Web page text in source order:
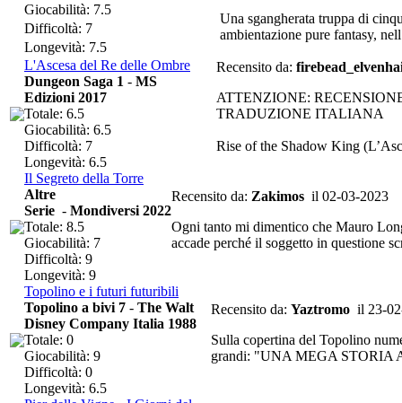
Una sgangherata truppa di
ambientazione pure fantasy,
Giocabilità: 7.5
Difficoltà: 7
Longevità: 7.5
L'Ascesa del Re delle Ombre
Recensito da:
ATTENZIONE:
TRADUZIONE ITALIANA
Rise of the Shadow King
Dungeon Saga 1 - MS
Edizioni 2017
Totale: 6.5
Giocabilità: 6.5
Difficoltà: 7
Longevità: 6.5
Il Segreto della Torre
Recensito da: Zakimos il 02-03-2023
Ogni tanto mi dimentico che Mauro
accade perché il soggetto in questione
Altre
Serie - Mondiversi 2022
Totale: 8.5
Giocabilità: 7
Difficoltà: 9
Longevità: 9
Topolino e i futuri futuribili
Recensito da: Yaztromo il 23-
Sulla copertina del Topolino
grandi: "UNA MEGA STORIA
Topolino a bivi 7 - The Walt
Disney Company Italia 1988
Totale: 0
Giocabilità: 9
Difficoltà: 0
Longevità: 6.5